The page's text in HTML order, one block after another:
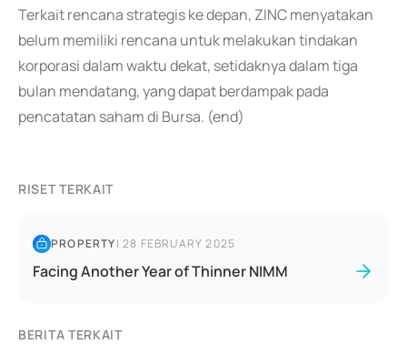
Terkait rencana strategis ke depan, ZINC menyatakan
belum memiliki rencana untuk melakukan tindakan
korporasi dalam waktu dekat, setidaknya dalam tiga
bulan mendatang, yang dapat berdampak pada
pencatatan saham di Bursa. (end)
RISET TERKAIT
PROPERTY|28 FEBRUARY 2025
Facing Another Year of Thinner NIMM
BERITA TERKAIT